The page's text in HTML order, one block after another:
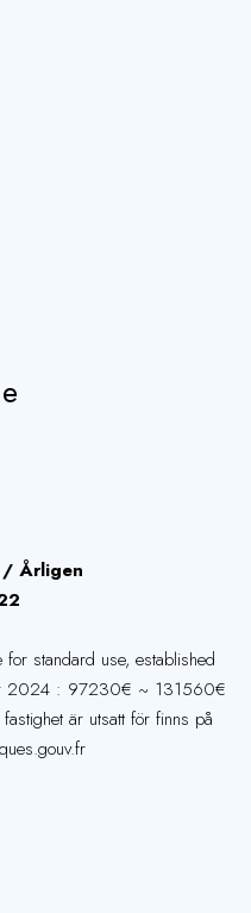
Årligen
for standard use, established
2024 : 97230€ ~ 131560€
är utsatt för finns på